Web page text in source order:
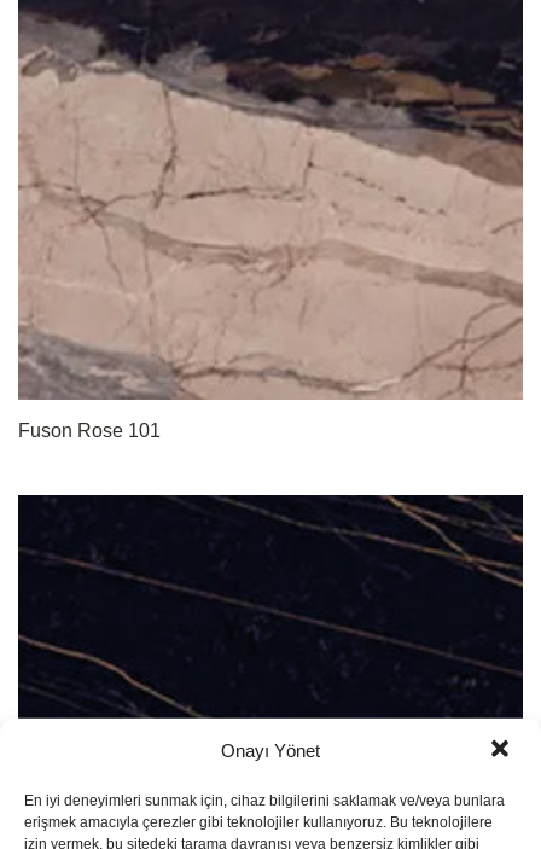
Onayı Yönet
En iyi deneyimleri sunmak için, cihaz bilgilerini saklamak ve/veya bunlara
erişmek amacıyla çerezler gibi teknolojiler kullanıyoruz. Bu teknolojilere
izin vermek, bu sitedeki tarama davranışı veya benzersiz kimlikler gibi
Fuson Rose 101